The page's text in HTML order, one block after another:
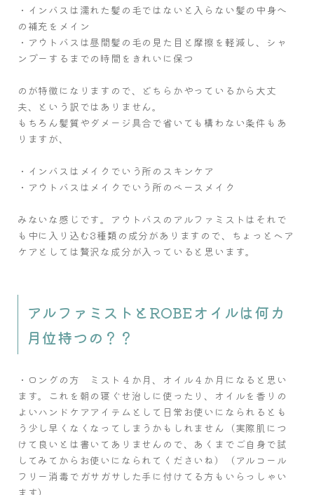
・インバスは濡れた髪の毛ではないと入らない髪の中身へ
の補充をメイン
・アウトバスは昼間髪の毛の見た目と摩擦を軽減し、シャ
ンプーするまでの時間をきれいに保つ
のが特徴になりますので、どちらかやっているから大丈
夫、という訳ではありません。
もちろん髪質やダメージ具合で省いても構わない条件もあ
りますが、
・インバスはメイクでいう所のスキンケア
・アウトバスはメイクでいう所のベースメイク
みないな感じです。アウトバスのアルファミストはそれで
も中に入り込む3種類の成分がありますので、ちょっとヘア
ケアとしては贅沢な成分が入っていると思います。
アルファミストとROBEオイルは何カ
月位持つの？？
・ロングの方 ミスト４か月、オイル４か月になると思い
ます。これを朝の寝ぐせ治しに使ったり、オイルを香りの
よいハンドケアアイテムとして日常お使いになられるとも
う少し早くなくなってしまうかもしれません（実際肌につ
けて良いとは書いてありませんので、あくまでご自身で試
してみてからお使いになられてくださいね）（アルコール
フリー消毒でガサガサした手に付けてる方もいらっしゃい